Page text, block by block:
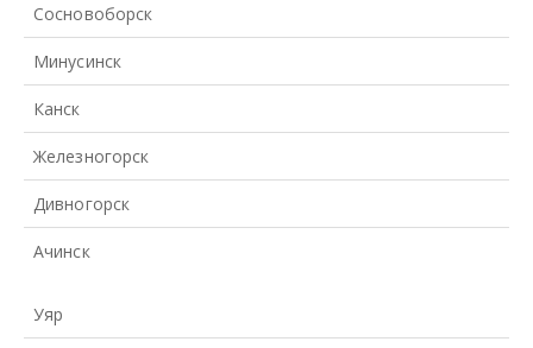
Сосновоборск
Минусинск
Канск
Железногорск
Дивногорск
Ачинск
Уяр